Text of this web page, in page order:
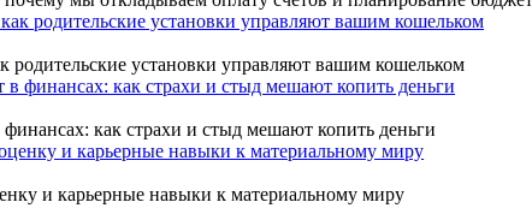
родительские установки управляют вашим кошельком
как страхи и стыд мешают копить деньги
и карьерные навыки к материальному миру